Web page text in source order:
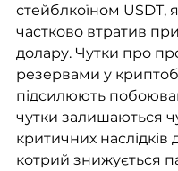
стейблкоїном USDT,
частково втратив
долару. Чутки про
резервами у
підсилюють
чутки залишаються
критичних наслідків
котрий знижується